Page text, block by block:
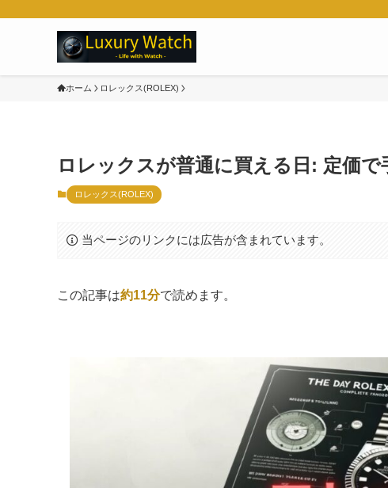
ホーム ロレックス(ROLEX)
ロレックスが普通に買える日: 定価
ロレックス(ROLEX)
当ページのリンクには広告が含まれています。
この記事は約11分で読めます。